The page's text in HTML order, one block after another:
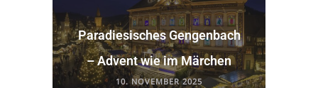
Paradiesisches Gengenbach
– Advent wie im Märchen
10. NOVEMBER 2025